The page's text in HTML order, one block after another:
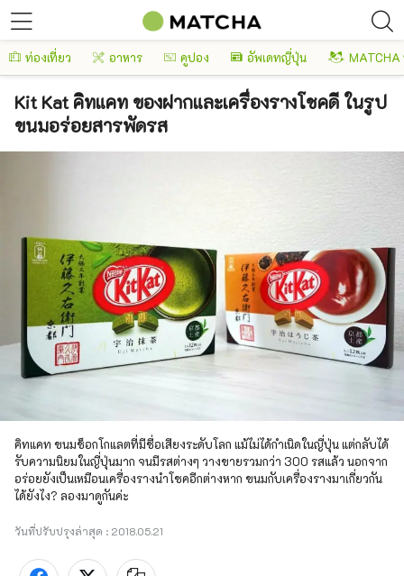
ท่องเที่ยว อาหาร คูปอง อัพเดทญี่ปุ่น
Kit Kat คิทแคท ของฝากและเครื่องรางโชคดี ในรูป
ขนมอร่อยสารพัดรส
คิทแคท ขนมช็อกโกแลตที่มีชื่อเสียงระดับโลก แม้ไม่ได้กำเนิดในญี่ปุ่น แต่กลับได้
รับความนิยมในญี่ปุ่นมาก จนมีรสต่างๆ วางขายรวมกว่า 300 รสแล้ว นอกจาก
อร่อยยังเป็นเหมือนเครื่องรางนำโชคอีกต่างหาก ขนมกับเครื่องรางมาเกี่ยวกัน
ได้ยังไง? ลองมาดูกันค่ะ
วันที่ปรับปรุงล่าสุด : 2018.05.21